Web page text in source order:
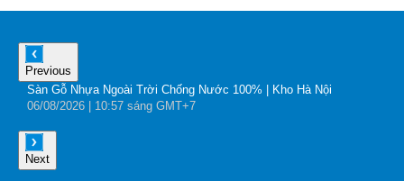
Previous
Sàn Gỗ Nhựa Ngoài Trời Chống Nước 100% | Kho Hà Nội
06/08/2026 | 10:57 sáng GMT+7
Next